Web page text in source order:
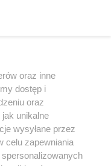
jest:
PERSPEKTYWA
Rzeszów
oraz inne
dostęp i
oraz
unikalne
wysyłane przez
celu zapewniania